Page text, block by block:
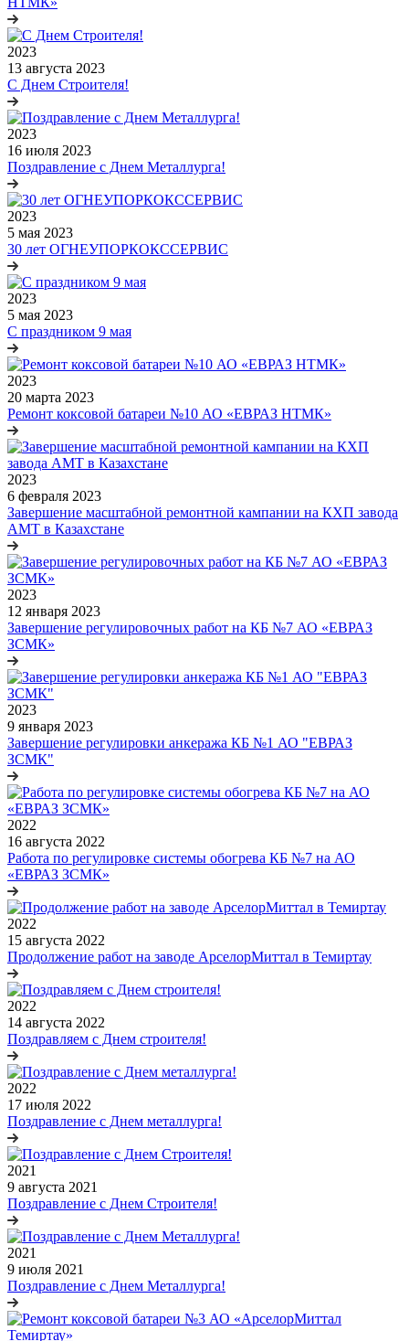
2023
13 августа 2023
С Днем Строителя!
2023
16 июля 2023
Поздравление с Днем Металлурга!
2023
5 мая 2023
30 лет ОГНЕУПОРКОКССЕРВИС
2023
5 мая 2023
С праздником 9 мая
2023
20 марта 2023
Ремонт коксовой батареи №10 АО «ЕВРАЗ НТМК»
2023
6 февраля 2023
Завершение масштабной ремонтной кампании на КХП завода
АМТ в Казахстане
2023
12 января 2023
Завершение регулировочных работ на КБ №7 АО «ЕВРАЗ
ЗСМК»
2023
9 января 2023
Завершение регулировки анкеража КБ №1 АО "ЕВРАЗ
ЗСМК"
2022
16 августа 2022
Работа по регулировке системы обогрева КБ №7 на АО
«ЕВРАЗ ЗСМК»
2022
15 августа 2022
Продолжение работ на заводе АрселорМиттал в Темиртау
2022
14 августа 2022
Поздравляем с Днем строителя!
2022
17 июля 2022
Поздравление с Днем металлурга!
2021
9 августа 2021
Поздравление с Днем Строителя!
2021
9 июля 2021
Поздравление с Днем Металлурга!